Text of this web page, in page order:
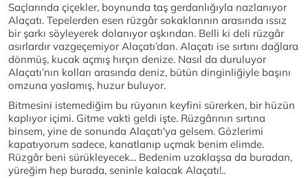
Saçlarında çiçekler, boynunda taş gerdanlığıyla nazlanıyor
Alaçatı. Tepelerden esen rüzgâr sokaklarının arasında ıssız
bir şarkı söyleyerek dolanıyor aşkından. Belli ki deli rüzgâr
asırlardır vazgeçemiyor Alaçatı’dan. Alaçatı ise sırtını dağlara
dönmüş, kucak açmış hırçın denize. Nasıl da duruluyor
Alaçatı’nın kolları arasında deniz, bütün dinginliğiyle başını
omzuna yaslamış, huzur buluyor.
Bitmesini istemediğim bu rüyanın keyfini sürerken, bir hüzün
kaplıyor içimi. Gitme vakti geldi işte. Rüzgârının sırtına
binsem, yine de sonunda Alaçatı'ya gelsem. Gözlerimi
kapatıyorum sadece, kanatlanıp uçmak benim elimde.
Rüzgâr beni sürükleyecek... Bedenim uzaklaşsa da buradan,
yüreğim hep burada, seninle kalacak Alaçatı!..